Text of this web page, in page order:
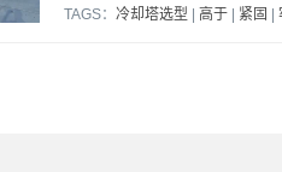
TAGS： 冷却塔选型 | 高于 | 紧固 |